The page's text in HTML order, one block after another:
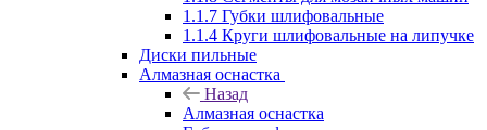
1.1.7 Губки шлифовальные
1.1.4 Круги шлифовальные на липучке
Диски пильные
Алмазная оснастка
Назад
Алмазная оснастка